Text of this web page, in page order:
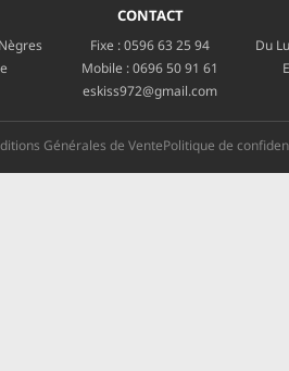
CONTACT
Fixe :0596 63 25 94
Mobile :0696 50 91 61
eskiss972@gmail.com
Du
Générales de VentePolitique de